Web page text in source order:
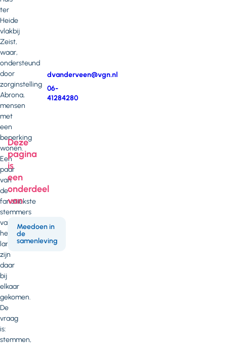
ter
Heide
vlakbij
Zeist,
waar,
ondersteund
door
zorginstelling
Abrona,
mensen
met
een
beperking
wonen.
Een
paar
van
de
fanatiekste
stemmers
van
het
land
zijn
daar
bij
elkaar
gekomen.
De
vraag
is:
stemmen,
mail
dvanderveen@vgn.nl
Telefoonnummer
06-
41284280
Deze
pagina
is
een
onderdeel
van
Meedoen in
de
samenleving